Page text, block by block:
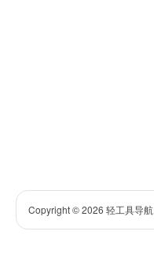
Copyright © 2026 轻工具导航